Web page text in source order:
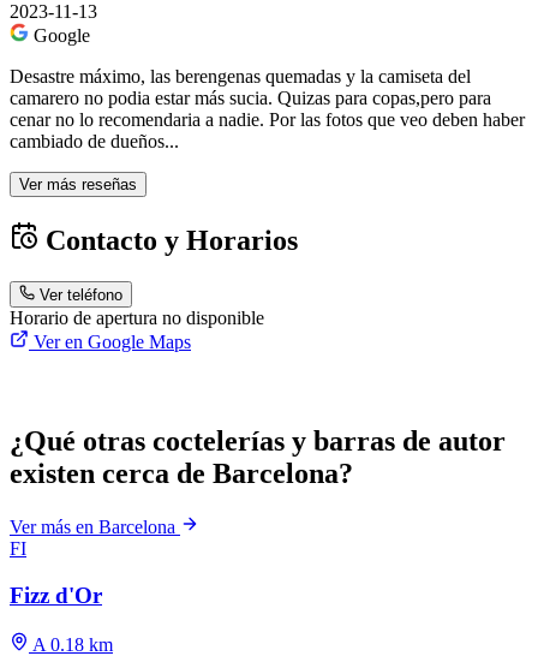
2023-11-13
Google
Desastre máximo, las berengenas quemadas y la camiseta del
camarero no podia estar más sucia. Quizas para copas,pero para
cenar no lo recomendaria a nadie. Por las fotos que veo deben haber
cambiado de dueños...
Ver más reseñas
Contacto y Horarios
Ver teléfono
Horario de apertura no disponible
Ver en Google Maps
¿Qué otras coctelerías y barras de autor
existen cerca de Barcelona?
Ver más en Barcelona
FI
Fizz d'Or
A 0.18 km